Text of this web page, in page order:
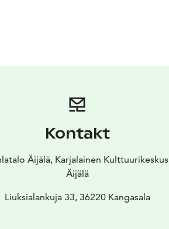
Kontakt
Äijälä, Karjalainen Kulttuurikeskus
Äijälä
Liuksialankuja 33, 36220 Kangasala